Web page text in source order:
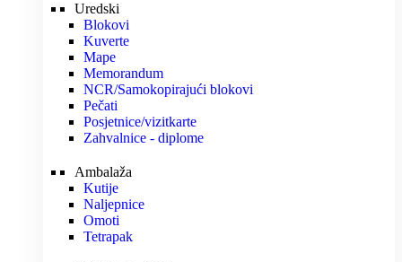
Uredski
Blokovi
Kuverte
Mape
Memorandum
NCR/Samokopirajući blokovi
Pečati
Posjetnice/vizitkarte
Zahvalnice - diplome
Ambalaža
Kutije
Naljepnice
Omoti
Tetrapak